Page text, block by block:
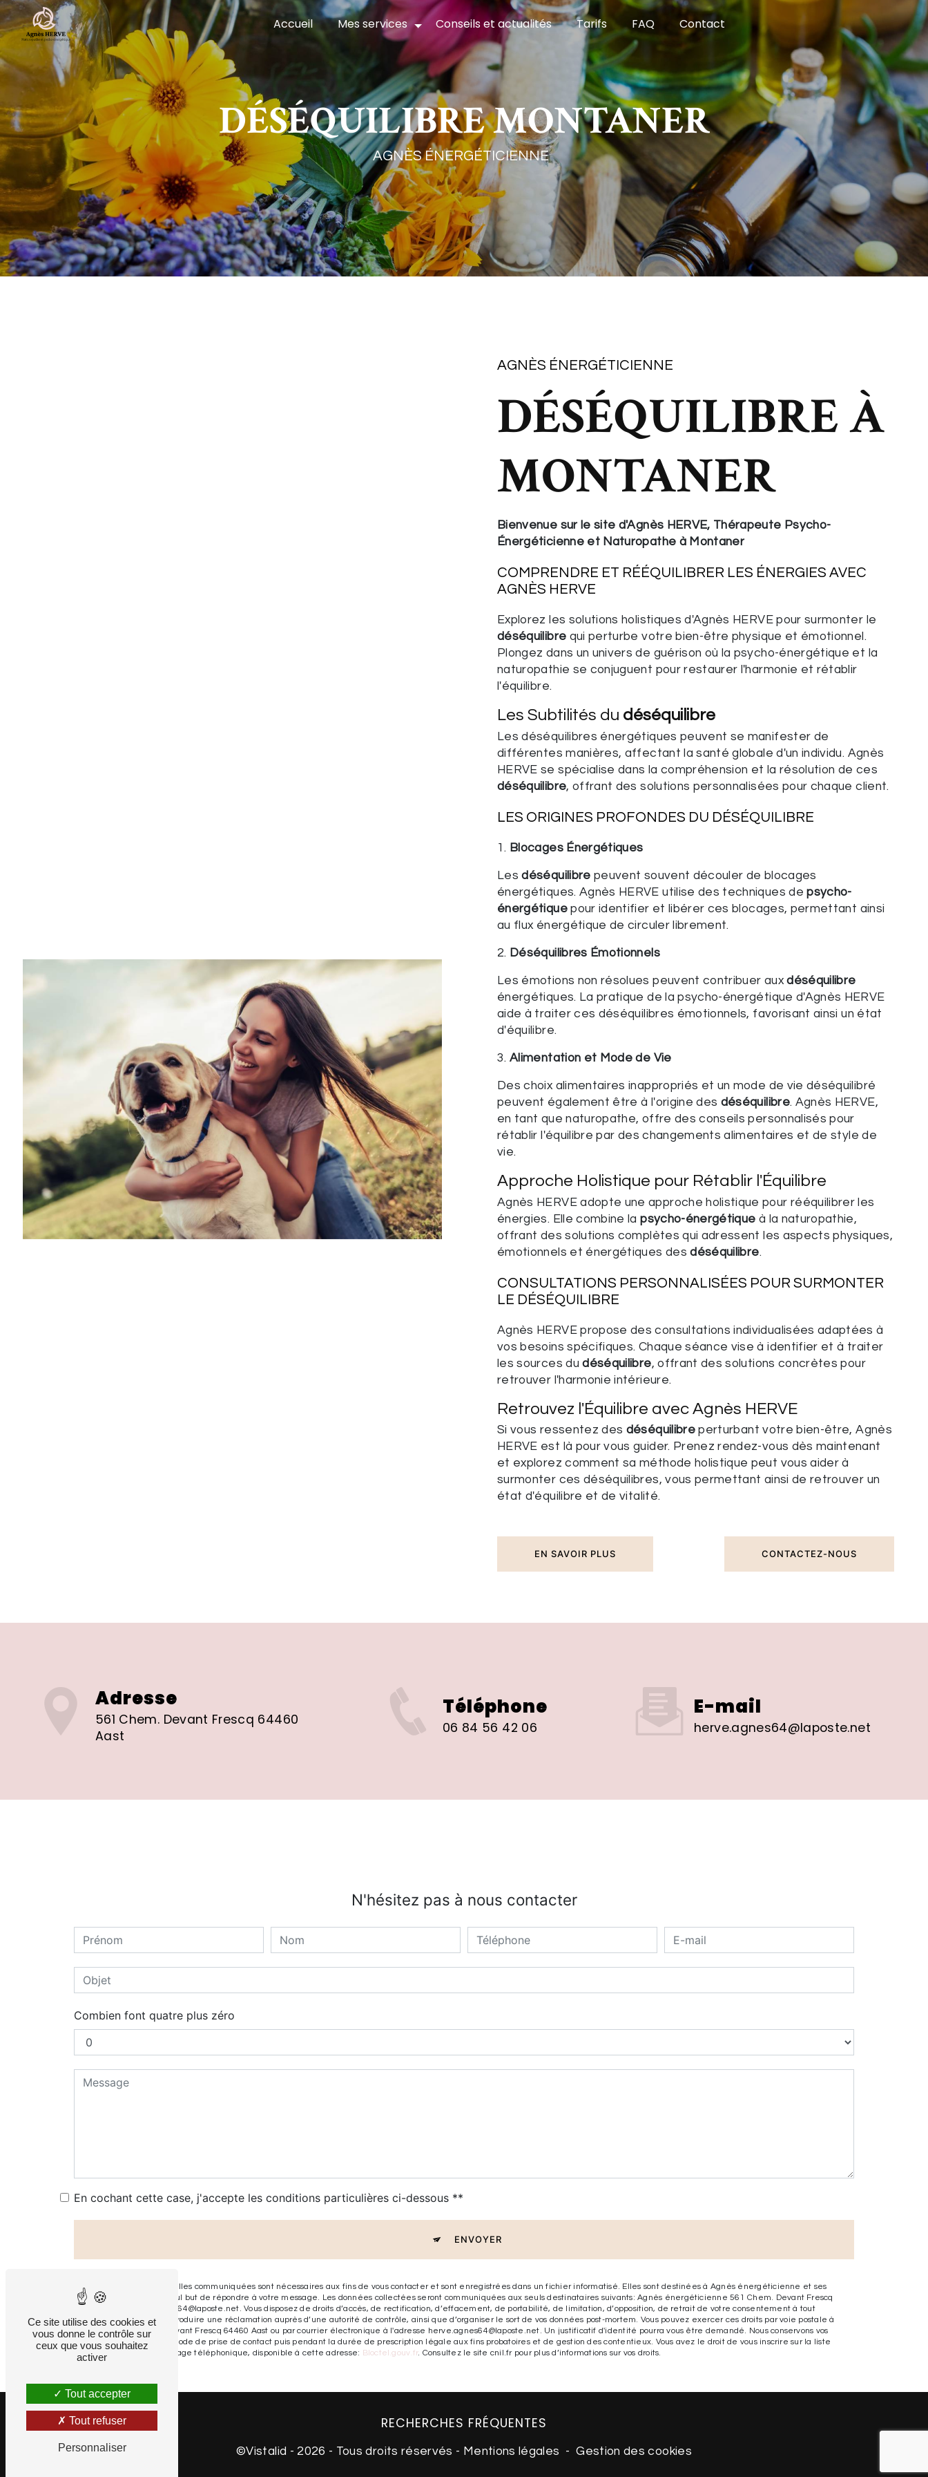
Accueil Mes services Conseils et actualités Tarifs FAQ Contact
DÉSÉQUILIBRE MONTANER
AGNÈS ÉNERGÉTICIENNE
AGNÈS ÉNERGÉTICIENNE
DÉSÉQUILIBRE À
MONTANER
Bienvenue sur le site d'Agnès HERVE, Thérapeute Psycho-
Énergéticienne et Naturopathe à Montaner
COMPRENDRE ET RÉÉQUILIBRER LES ÉNERGIES AVEC
AGNÈS HERVE
Explorez les solutions holistiques d'Agnès HERVE pour surmonter le
déséquilibre qui perturbe votre bien-être physique et émotionnel.
Plongez dans un univers de guérison où la psycho-énergétique et la
naturopathie se conjuguent pour restaurer l'harmonie et rétablir
l'équilibre.
Les Subtilités du déséquilibre
Les déséquilibres énergétiques peuvent se manifester de
différentes manières, affectant la santé globale d'un individu. Agnès
HERVE se spécialise dans la compréhension et la résolution de ces
déséquilibre, offrant des solutions personnalisées pour chaque client.
LES ORIGINES PROFONDES DU DÉSÉQUILIBRE
1. Blocages Énergétiques
Lesdéséquilibre peuvent souvent découler de blocages
énergétiques. Agnès HERVE utilise des techniques depsycho-
énergétiquepour identifier et libérer ces blocages, permettant ainsi
au flux énergétique de circuler librement.
2. Déséquilibres Émotionnels
Les émotions non résolues peuvent contribuer auxdéséquilibre
énergétiques. La pratique de la psycho-énergétique d'Agnès HERVE
aide à traiter ces déséquilibres émotionnels, favorisant ainsi un état
d'équilibre.
3.Alimentation et Mode de Vie
Des choix alimentaires inappropriés et un mode de vie déséquilibré
peuvent également être à l'origine des déséquilibre. Agnès HERVE,
en tant que naturopathe, offre des conseils personnalisés pour
rétablir l'équilibre par des changements alimentaires et de style de
vie.
Approche Holistique pour Rétablir l'Équilibre
Agnès HERVE adopte une approche holistique pour rééquilibrer les
énergies. Elle combine lapsycho-énergétique à la naturopathie,
offrant des solutions complètes qui adressent les aspects physiques,
émotionnels et énergétiques desdéséquilibre.
CONSULTATIONS PERSONNALISÉES POUR SURMONTER
LE DÉSÉQUILIBRE
Agnès HERVE propose des consultations individualisées adaptées à
vos besoins spécifiques. Chaque séance vise à identifier et à traiter
les sources dudéséquilibre, offrant des solutions concrètes pour
retrouver l'harmonie intérieure.
Retrouvez l'Équilibre avec Agnès HERVE
Si vous ressentez des déséquilibreperturbant votre bien-être, Agnès
HERVE est là pour vous guider. Prenez rendez-vous dès maintenant
et explorez comment sa méthode holistique peut vous aider à
surmonter ces déséquilibres, vous permettant ainsi de retrouver un
état d'équilibre et de vitalité.
EN SAVOIR PLUS CONTACTEZ-NOUS
Adresse
561 Chem. Devant Frescq 64460
Aast
Téléphone
06 84 56 42 06
E-mail
herve.agnes64@laposte.net
N'hésitez pas à nous contacter
Combien font quatre plus zéro
En cochant cette case, j'accepte les conditions particulières ci-dessous **
ENVOYER
** Les données personnelles communiquées sont nécessaires aux fins de vous contacter et sont enregistrées dans un fichier informatisé. Elles sont destinées à Agnès énergéticienne et ses
sous-traitants dans le seul but de répondre à votre message. Les données collectées seront communiquées aux seuls destinataires suivants: Agnès énergéticienne 561 Chem. Devant Frescq
64460 Aast herve.agnes64@laposte.net. Vous disposez de droits d’accès, de rectification, d’effacement, de portabilité, de limitation, d’opposition, de retrait de votre consentement à tout
moment et du droit d’introduire une réclamation auprès d’une autorité de contrôle, ainsi que d’organiser le sort de vos données post-mortem. Vous pouvez exercer ces droits par voie postale à
l'adresse 561 Chem. Devant Frescq 64460 Aast ou par courrier électronique à l'adresse herve.agnes64@laposte.net. Un justificatif d'identité pourra vous être demandé. Nous conservons vos
données pendant la période de prise de contact puis pendant la durée de prescription légale aux fins probatoires et de gestion des contentieux. Vous avez le droit de vous inscrire sur la liste
d'opposition au démarchage téléphonique, disponible à cette adresse: Bloctel.gouv.fr. Consultez le site cnil.fr pour plus d’informations sur vos droits.
RECHERCHES FRÉQUENTES
©Vistalid - 2026 - Tous droits réservés - Mentions légales -Gestion des cookies
Panneau de gestion des cookies
Ce site utilise des cookies et
vous donne le contrôle sur
ceux que vous souhaitez
activer
Tout accepter
Tout refuser
Personnaliser